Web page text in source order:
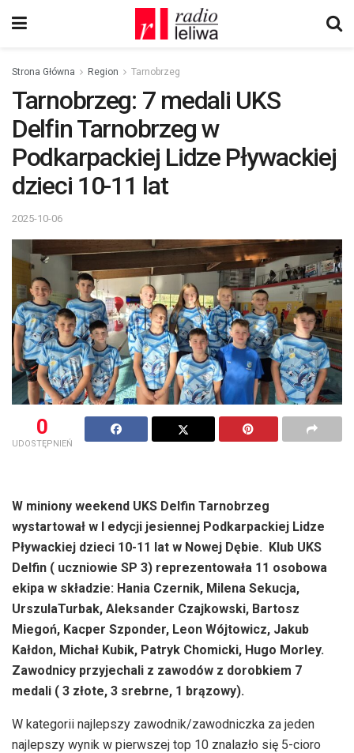
Strona Główna Region Tarnobrzeg
Tarnobrzeg: 7 medali UKS
Delfin Tarnobrzeg w
Podkarpackiej Lidze Pływackiej
dzieci 10-11 lat
2025-10-06
0
UDOSTĘPNIEŃ
W miniony weekend UKS Delfin Tarnobrzeg
wystartował w I edycji jesiennej Podkarpackiej Lidze
Pływackiej dzieci 10-11 lat w Nowej Dębie. Klub UKS
Delfin ( uczniowie SP 3) reprezentowała 11 osobowa
ekipa w składzie: Hania Czernik, Milena Sekucja,
UrszulaTurbak, Aleksander Czajkowski, Bartosz
Miegoń, Kacper Szponder, Leon Wójtowicz, Jakub
Kałdon, Michał Kubik, Patryk Chomicki, Hugo Morley.
Zawodnicy przyjechali z zawodów z dorobkiem 7
medali ( 3 złote, 3 srebrne, 1 brązowy).
W kategorii najlepszy zawodnik/zawodniczka za jeden
najlepszy wynik w pierwszej top 10 znalazło się 5-cioro